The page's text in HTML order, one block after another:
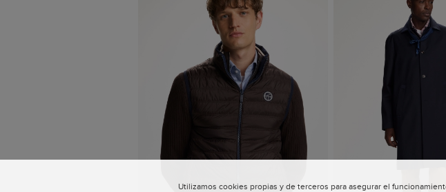
Utilizamos cookies propias y de terceros para asegurar el